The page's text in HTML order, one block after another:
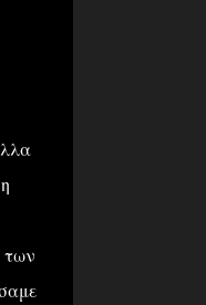
των